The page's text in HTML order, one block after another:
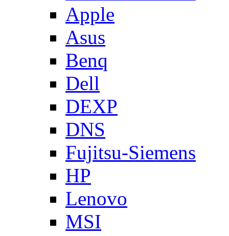
Apple
Asus
Benq
Dell
DEXP
DNS
Fujitsu-Siemens
HP
Lenovo
MSI